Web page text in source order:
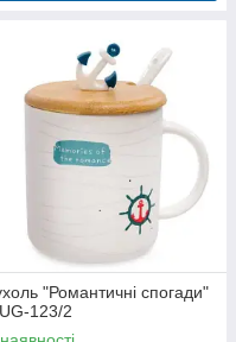
"Романтичні спогади"
123/2